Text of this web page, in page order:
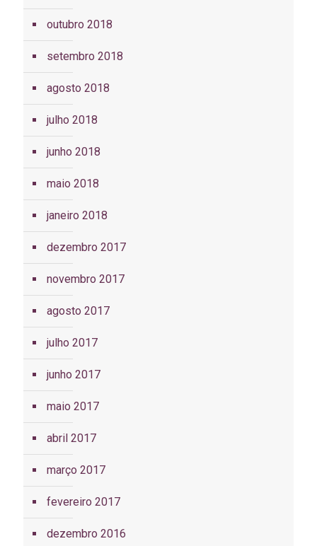
outubro 2018
setembro 2018
agosto 2018
julho 2018
junho 2018
maio 2018
janeiro 2018
dezembro 2017
novembro 2017
agosto 2017
julho 2017
junho 2017
maio 2017
abril 2017
março 2017
fevereiro 2017
dezembro 2016